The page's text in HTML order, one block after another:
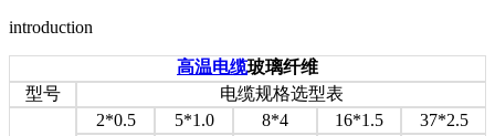
introduction
高温电缆玻璃纤维
型号
电缆规格选型表
2*0.5 5*1.0 8*4 16*1.5
37*2.5